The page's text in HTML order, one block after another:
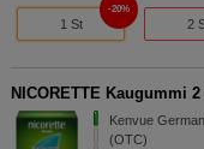
1 St
20%
2
NICORETTE Kaugummi
Kenvue
(OTC)